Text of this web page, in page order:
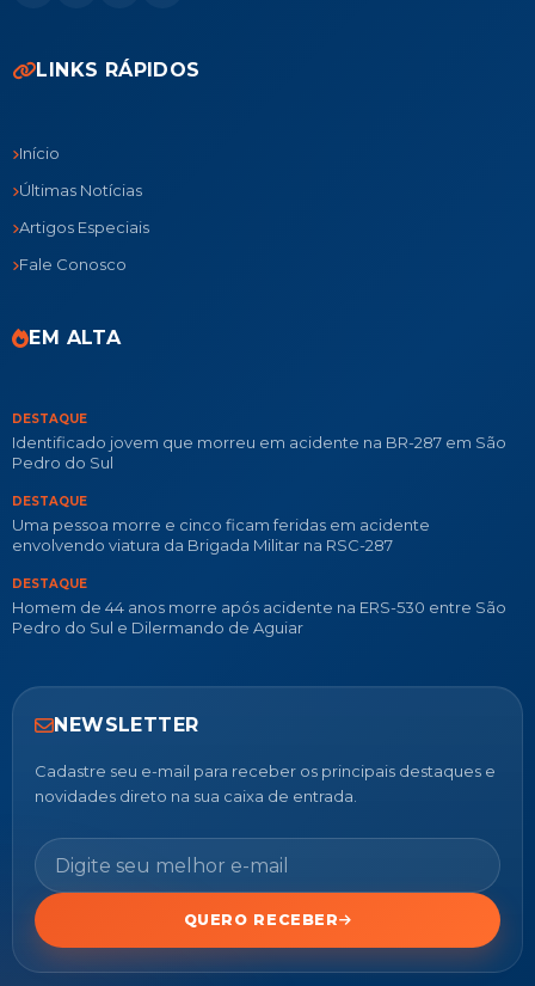
LINKS RÁPIDOS
Início
Últimas Notícias
Artigos Especiais
Fale Conosco
EM ALTA
DESTAQUE
Identificado jovem que morreu em acidente na BR-287 em São
Pedro do Sul
DESTAQUE
Uma pessoa morre e cinco ficam feridas em acidente
envolvendo viatura da Brigada Militar na RSC-287
DESTAQUE
Homem de 44 anos morre após acidente na ERS-530 entre São
Pedro do Sul e Dilermando de Aguiar
NEWSLETTER
Cadastre seu e-mail para receber os principais destaques e
novidades direto na sua caixa de entrada.
QUERO RECEBER